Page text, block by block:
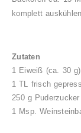
komplett
Zutaten
1 Eiweiß (ca. 30 g)
1 TL frisch
250 g Puderzucker
1 Msp.